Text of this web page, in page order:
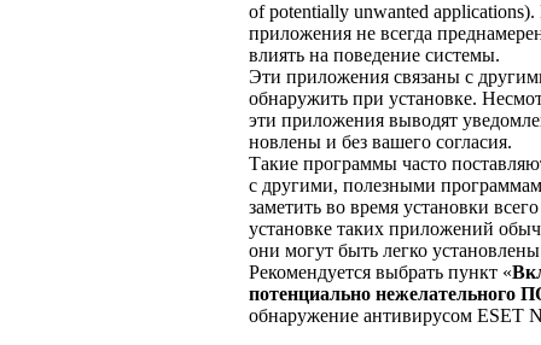
of potentially unwanted
приложения не всегда
влиять на поведение системы.
Эти приложения связаны с
обнаружить при установке.
эти приложения выводят
новлены и без вашего согласия.
Такие программы часто
с другими, полезными
заметить во время установки
установке таких приложений
они могут быть легко установлены
Рекомендуется выбрать пункт «
потенциально нежелательного
обнаружение антивирусом ESET